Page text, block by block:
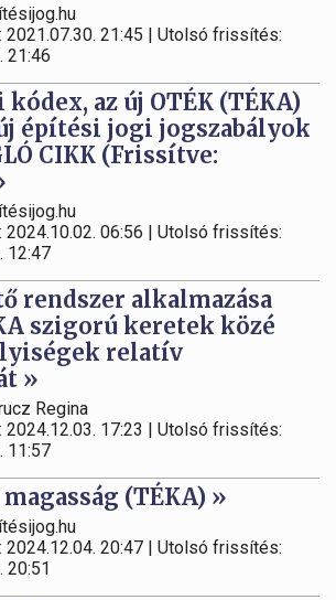
2021.07.30. 21:45 | Utolsó frissítés:
21:46
az új OTÉK (TÉKA)
építési jogi jogszabályok
CIKK (Frissítve:
2024.10.02. 06:56 | Utolsó frissítés:
12:47
rendszer alkalmazása
szigorú keretek közé
relatív
»
Regina
2024.12.03. 17:23 | Utolsó frissítés:
11:57
(TÉKA) »
2024.12.04. 20:47 | Utolsó frissítés:
20:51